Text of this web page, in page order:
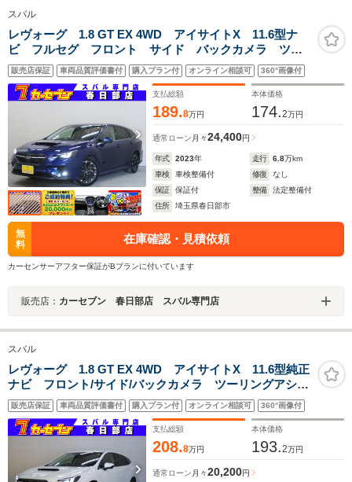
り 両側電動ドア
100V電源 レーダー
クルーズ シートヒー
ター ETC2.0 パー
クアシスト
LEDヘッド
ETC2.0 アップルカ
ープレイ
ー/ヘッドラン
LED/ETC/
スバル
レヴォーグ 1.8 GT EX 4WD アイサイトX 11.6型ナ
ビ フルセグ フロント サイド バックカメラ ツー
リングアシスト リアビークル コーナーセンサー ス
マートキー Bluetooth シートヒーター LEDライト
CarPlay対応 ETC
販売店保証 車両品質評価書付 購入プラン付 オンライン相談可 360°画像付
支払総額
189.8万円
本体価格
174.2万円
通常ローン 月々24,400円
年式 2023年 走行 6.8万km
車検
車検整備付 修復
なし
保証
保証付 整備
法定整備付
住所
埼玉県春日部市
無
料
在庫確認・見積依頼
カーセンサーアフター保証がBプランに付いています
販売店： カーセブン 春日部店 スバル専門店
スバル
レヴォーグ 1.8 GT EX 4WD アイサイトX 11.6型純正
ナビ フロント/サイド/バックカメラ ツーリングアシス
ト CarPlay対応 パワーシート シートヒーター ドラ
レコ ETC スマートキー デジタルコックピット 純
正アルミ
販売店保証 車両品質評価書付 購入プラン付 オンライン相談可 360°画像付
支払総額
208.8万円
本体価格
193.2万円
通常ローン 月々20,200円